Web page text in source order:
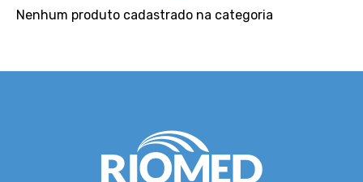
Nenhum produto cadastrado na categoria